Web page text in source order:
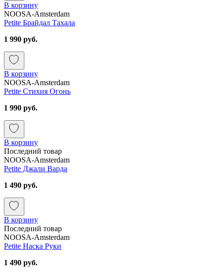
В корзину
NOOSA-Amsterdam
Petite Брайдал Тахала
1 990 руб.
В корзину
NOOSA-Amsterdam
Petite Стихия Огонь
1 990 руб.
В корзину
Последний товар
NOOSA-Amsterdam
Petite Джали Варда
1 490 руб.
В корзину
Последний товар
NOOSA-Amsterdam
Petite Наска Руки
1 490 руб.